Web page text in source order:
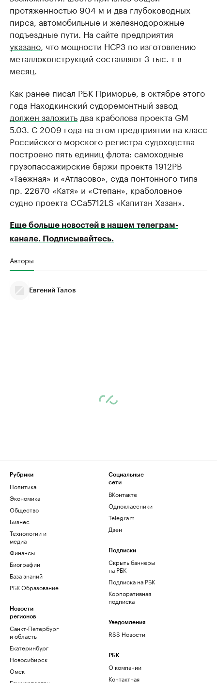
протяженностью 904 м и два глубоководных
пирса, автомобильные и железнодорожные
подъездные пути. На сайте предприятия
указано , что мощности НСРЗ по изготовлению
металлоконструкций составляют 3 тыс. т в
месяц.
Как ранее писал РБК Приморье, в октябре этого
года Находкинский судоремонтный завод
должен заложить два краболова проекта GM
5.03. С 2009 года на этом предприятии на класс
Российского морского регистра судоходства
построено пять единиц флота: самоходные
грузопассажирские баржи проекта 1912РВ
«Таежная» и «Атласово», суда понтонного типа
пр. 22670 «Катя» и «Степан», краболовное
судно проекта CCa5712LS «Капитан Хазан».
Еще больше новостей в нашем телеграм-
канале. Подписывайтесь.
Авторы
Евгений Талов
Рубрики
Политика
Экономика
Общество
Бизнес
Технологии и
медиа
Финансы
Биографии
База знаний
РБК Образование
Новости
регионов
Санкт-Петербург
и область
Екатеринбург
Новосибирск
Омск
Социальные
сети
ВКонтакте
Одноклассники
Telegram
Дзен
Подписки
Скрыть баннеры
на РБК
Подписка на РБК
Корпоративная
подписка
Уведомления
RSS Новости
РБК
О компании
Контактная